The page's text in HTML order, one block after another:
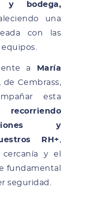
y bodega,
una
con las
a
María
, de Cembrass,
esta
recorriendo
y
RH+,
y el
fundamental
seguridad.